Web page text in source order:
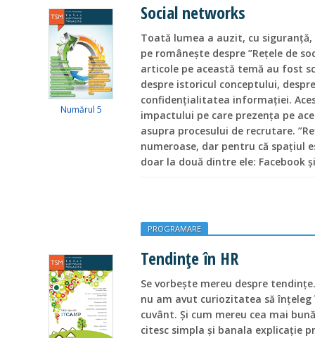
Numărul 5
Social networks
Toată lumea a auzit, cu siguranță,
pe românește despre ”Rețele de
articole pe această temă au fost
despre istoricul conceptului,
confidențialitatea informației.
impactului pe care prezența pe
asupra procesului de recrutare.
numeroase, dar pentru că spațiul
doar la două dintre ele: Facebook
PROGRAMARE
Tendințe în HR
Se vorbește mereu despre
nu am avut curiozitatea să
cuvânt. Şi cum mereu cea mai
citesc simpla și banala explicație